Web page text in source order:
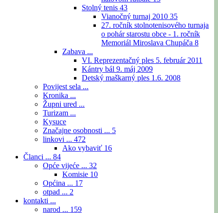
Stolný tenis 43
Vianočný turnaj 2010 35
27. ročník stolnotenisového turnaja
o pohár starostu obce - 1. ročník
Memoriál Miroslava Chupáča 8
Zabava ...
VI. Reprezentačný ples 5. február 2011
Kántry bál 9. máj 2009
Detský maškarný ples 1.6. 2008
Povijest sela ...
Kronika ...
Župni ured ...
Turizam ...
Kysuce
Značajne osobnosti ... 5
linkovi ... 472
Ako vybaviť 16
Članci ... 84
Opće vijeće ... 32
Komisie 10
Općina ... 17
otpad ... 2
kontakti ...
narod ... 159